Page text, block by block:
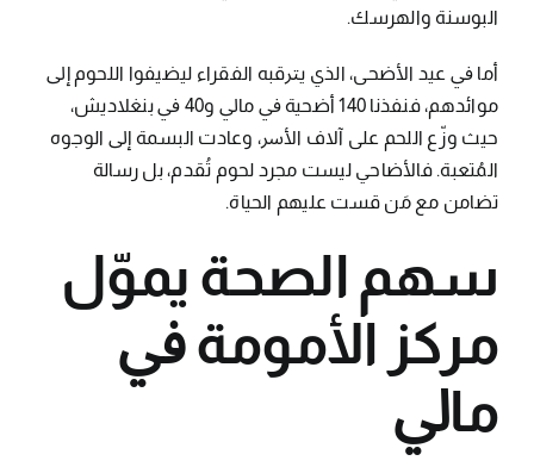
اﻟﺒﻮﺳﻨﺔ واﻟﻬﺮﺳﻚ.
أﻣﺎ ﰲ ﻋﻴﺪ اﻷﺿﺤﻰ، اﻟﺬي ﻳﱰﻗﺒﻪ اﻟﻔﻘﺮاء ﻟﻴﻀﻴﻔﻮا اﻟﻠﺤﻮم إﱃ
ﻣﻮاﺋﺪﻫﻢ، ﻓﻨﻔﺬﻧﺎ 140 أﺿﺤﻴﺔ ﰲ ﻣﺎﱄ و40 ﰲ ﺑﻨﻐﻼدﻳﺶ،
ﺣﻴﺚ وزّع اﻟﻠﺤﻢ ﻋﻠﻰ آﻻف اﻷﴎ، وﻋﺎدت اﻟﺒﺴﻤﺔ إﱃ اﻟﻮﺟﻮه
اﻟﻤُﺘﻌﺒﺔ. ﻓﺎﻷﺿﺎﺣﻲ ﻟﻴﺴﺖ ﻣﺠﺮد ﻟﺤﻮم ﺗُﻘﺪم، ﺑﻞ رﺳﺎﻟﺔ
ﺗﻀﺎﻣﻦ ﻣﻊ ﻣَﻦ ﻗﺴﺖ ﻋﻠﻴﻬﻢ اﻟﺤﻴﺎة.
ﺳﻬﻢ اﻟﺼﺤﺔ ﻳﻤﻮّل
ﻣﺮﻛﺰ اﻷﻣﻮﻣﺔ ﰲ
ﻣﺎﱄ